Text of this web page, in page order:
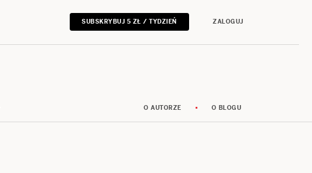
SUBSKRYBUJ 5 ZŁ / TYDZIEŃ ZALOGUJ
O AUTORZE O BLOGU